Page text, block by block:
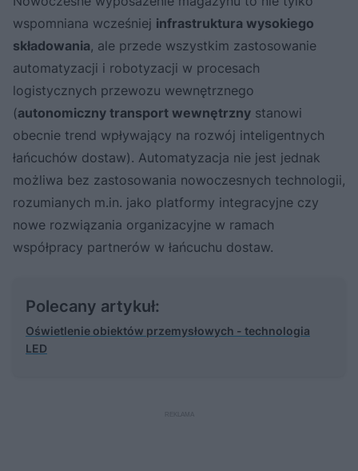
wspomniana wcześniej infrastruktura wysokiego
składowania, ale przede wszystkim zastosowanie
automatyzacji i robotyzacji w procesach
logistycznych przewozu wewnętrznego
(autonomiczny transport wewnętrzny stanowi
obecnie trend wpływający na rozwój inteligentnych
łańcuchów dostaw). Automatyzacja nie jest jednak
możliwa bez zastosowania nowoczesnych technologii,
rozumianych m.in. jako platformy integracyjne czy
nowe rozwiązania organizacyjne w ramach
współpracy partnerów w łańcuchu dostaw.
Polecany artykuł:
Oświetlenie obiektów przemysłowych - technologia
LED